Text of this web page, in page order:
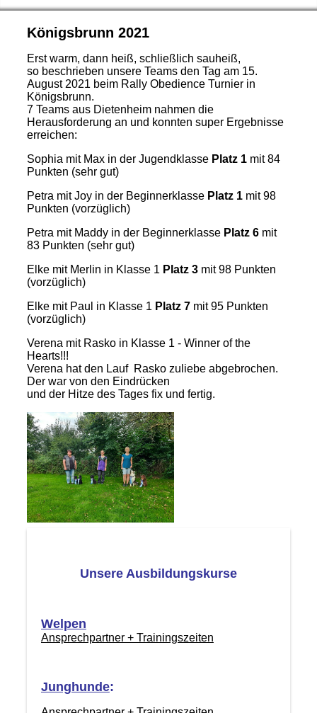
Königsbrunn 2021
Erst warm, dann heiß, schließlich sauheiß,
so beschrieben unsere Teams den Tag am 15.
August 2021 beim Rally Obedience Turnier in
Königsbrunn.
7 Teams aus Dietenheim nahmen die
Herausforderung an und konnten super Ergebnisse
erreichen:
Sophia mit Max in der Jugendklasse Platz 1mit 84
Punkten (sehr gut)
Petra mit Joy in der Beginnerklasse Platz 1 mit 98
Punkten (vorzüglich)
Petra mit Maddy in der Beginnerklasse Platz 6 mit
83 Punkten (sehr gut)
Elke mit Merlin in Klasse 1 Platz 3mit 98 Punkten
(vorzüglich)
Elke mit Paul in Klasse 1 Platz 7mit 95 Punkten
(vorzüglich)
Verena mit Rasko in Klasse 1 - Winner of the
Hearts!!!
Verena hat den Lauf Rasko zuliebe abgebrochen.
Der war von den Eindrücken
und der Hitze des Tages fix und fertig.
Unsere Ausbildungskurse
Welpen
Ansprechpartner + Trainingszeiten
Junghunde: